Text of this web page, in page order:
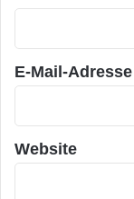
r
*
E-Mail-Adresse
Website